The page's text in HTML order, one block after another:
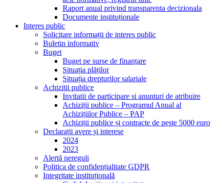
Raport anual privind transparenta decizionala
Documente instituționale
Interes public
Solicitare informații de interes public
Buletin informativ
Buget
Buget pe surse de finanțare
Situația plăților
Situația drepturilor salariale
Achizitii publice
Invitatii de participare si anunturi de atribuire
Achiziții publice – Programul Anual al
Achizițiilor Publice – PAP
Achiziții publice și contracte de peste 5000 euro
Declarații avere și interese
2024
2023
Alertă nereguli
Politica de confidențialitate GDPR
Integritate instituțională